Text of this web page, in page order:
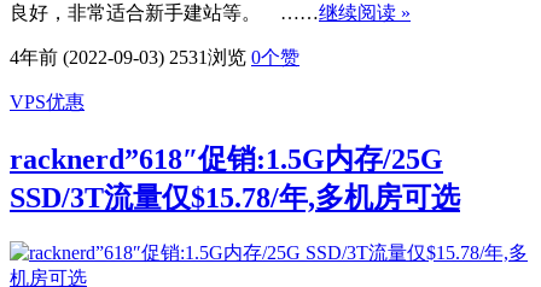
良好，非常适合新手建站等。 ……继续阅读 »
4年前 (2022-09-03) 2531浏览 0个赞
VPS优惠
racknerd”618″促销:1.5G内存/25G
SSD/3T流量仅$15.78/年,多机房可选